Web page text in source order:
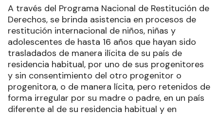
A través del Programa Nacional de Restitución de
Derechos, se brinda asistencia en procesos de
restitución internacional de niños, niñas y
adolescentes de hasta 16 años que hayan sido
trasladados de manera ilícita de su país de
residencia habitual, por uno de sus progenitores
y sin consentimiento del otro progenitor o
progenitora, o de manera lícita, pero retenidos de
forma irregular por su madre o padre, en un país
diferente al de su residencia habitual y en